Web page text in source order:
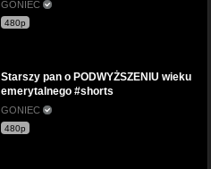
GONIEC
480p
Starszy pan o PODWYŻSZENIU wieku
emerytalnego #shorts
GONIEC
480p